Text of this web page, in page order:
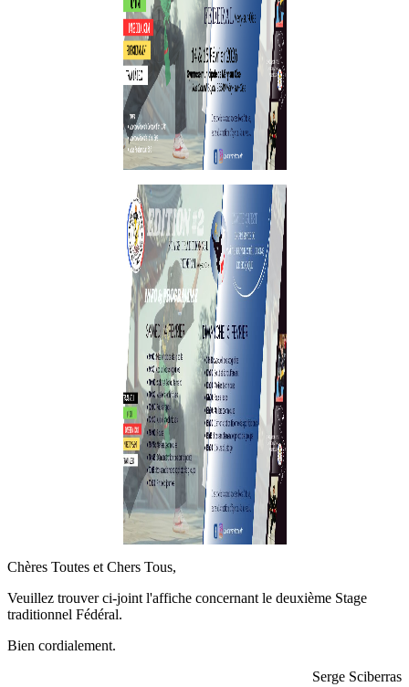
Chères Toutes et Chers Tous,
Veuillez trouver ci-joint l'affiche concernant le deuxième Stage
traditionnel Fédéral.
Bien cordialement.
Serge Sciberras